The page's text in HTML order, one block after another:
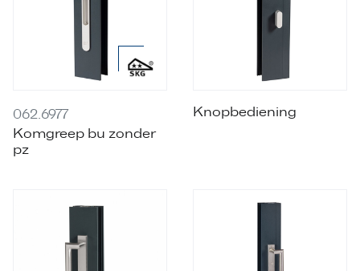
062.6977
Komgreep bu zonder
pz
Knopbediening